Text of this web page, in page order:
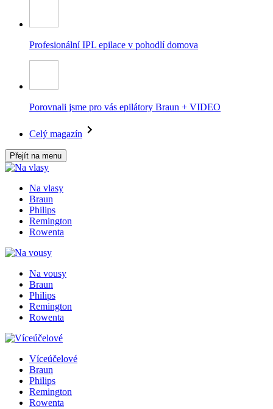
Profesionální IPL epilace v pohodlí domova
Porovnali jsme pro vás epilátory Braun + VIDEO
Celý magazín
Přejít na menu
Na vlasy
Braun
Philips
Remington
Rowenta
Na vousy
Braun
Philips
Remington
Rowenta
Víceúčelové
Braun
Philips
Remington
Rowenta